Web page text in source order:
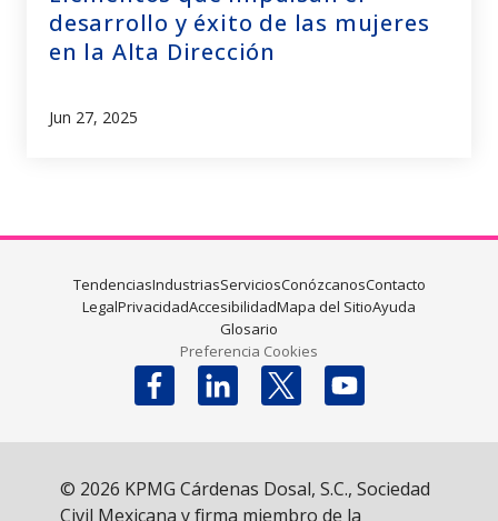
desarrollo y éxito de las mujeres
en la Alta Dirección
Jun 27, 2025
TendenciasIndustriasServiciosConózcanosContacto
LegalPrivacidadAccesibilidadMapa del SitioAyuda
Glosario
Preferencia Cookies
Follow us on X
© 2026 KPMG Cárdenas Dosal, S.C., Sociedad
Civil Mexicana y firma miembro de la